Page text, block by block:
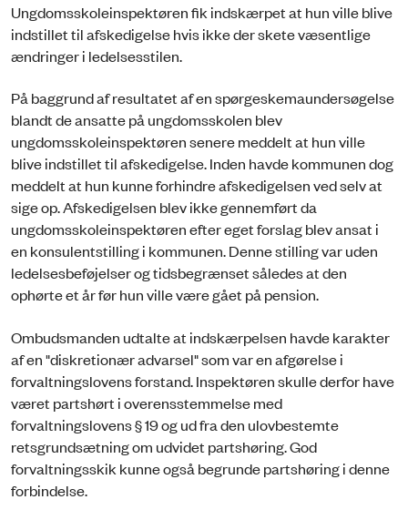
Ungdomsskoleinspektøren fik indskærpet at hun ville blive
indstillet til afskedigelse hvis ikke der skete væsentlige
ændringer i ledelsesstilen.
På baggrund af resultatet af en spørgeskemaundersøgelse
blandt de ansatte på ungdomsskolen blev
ungdomsskoleinspektøren senere meddelt at hun ville
blive indstillet til afskedigelse. Inden havde kommunen dog
meddelt at hun kunne forhindre afskedigelsen ved selv at
sige op. Afskedigelsen blev ikke gennemført da
ungdomsskoleinspektøren efter eget forslag blev ansat i
en konsulentstilling i kommunen. Denne stilling var uden
ledelsesbeføjelser og tidsbegrænset således at den
ophørte et år før hun ville være gået på pension.
Ombudsmanden udtalte at indskærpelsen havde karakter
af en "diskretionær advarsel" som var en afgørelse i
forvaltningslovens forstand. Inspektøren skulle derfor have
været partshørt i overensstemmelse med
forvaltningslovens § 19 og ud fra den ulovbestemte
retsgrundsætning om udvidet partshøring. God
forvaltningsskik kunne også begrunde partshøring i denne
forbindelse.